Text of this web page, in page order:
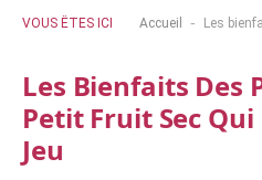
VOUS ÊTES ICI Accueil - Les bienfaits
Les Bienfaits Des
Petit Fruit Sec Qui
Jeu